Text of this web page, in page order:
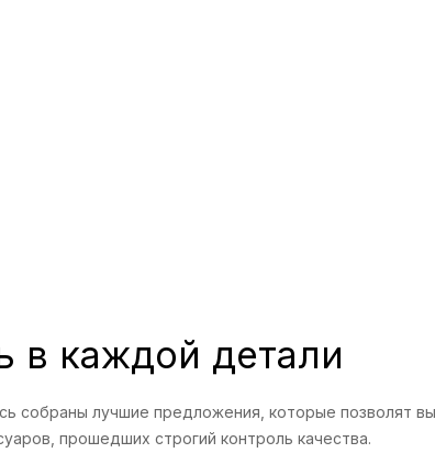
в каждой детали
собраны лучшие предложения, которые позволят
прошедших строгий контроль качества.